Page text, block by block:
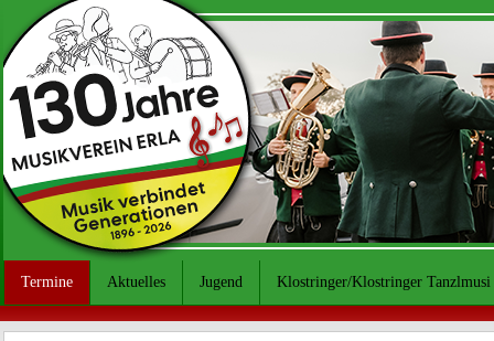
Termine Aktuelles Jugend Klostringer/Klostringer Tanzlmusi